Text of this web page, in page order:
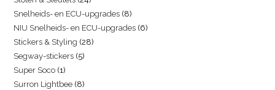
Snelheids- en ECU-upgrades 8
NIU Snelheids- en ECU-upgrades 6
Stickers & Styling 28
Segway-stickers 5
Super Soco 1
Surron Lightbee 8